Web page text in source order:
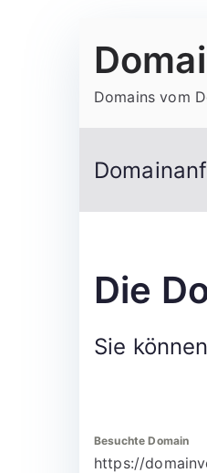
Inhalt
Domains vom
Die
Sie
Besuchte Domain
https://